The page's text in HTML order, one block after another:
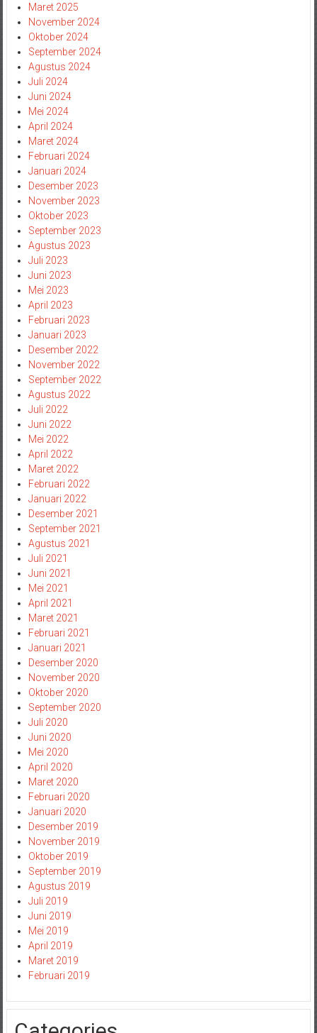
Maret 2025
November 2024
Oktober 2024
September 2024
Agustus 2024
Juli 2024
Juni 2024
Mei 2024
April 2024
Maret 2024
Februari 2024
Januari 2024
Desember 2023
November 2023
Oktober 2023
September 2023
Agustus 2023
Juli 2023
Juni 2023
Mei 2023
April 2023
Februari 2023
Januari 2023
Desember 2022
November 2022
September 2022
Agustus 2022
Juli 2022
Juni 2022
Mei 2022
April 2022
Maret 2022
Februari 2022
Januari 2022
Desember 2021
September 2021
Agustus 2021
Juli 2021
Juni 2021
Mei 2021
April 2021
Maret 2021
Februari 2021
Januari 2021
Desember 2020
November 2020
Oktober 2020
September 2020
Juli 2020
Juni 2020
Mei 2020
April 2020
Maret 2020
Februari 2020
Januari 2020
Desember 2019
November 2019
Oktober 2019
September 2019
Agustus 2019
Juli 2019
Juni 2019
Mei 2019
April 2019
Maret 2019
Februari 2019